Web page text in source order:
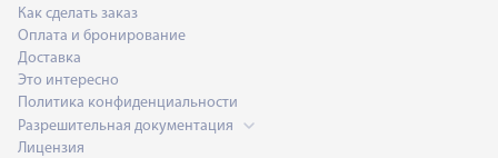
Как сделать заказ
Оплата и бронирование
Доставка
Это интересно
Политика конфиденциальности
Разрешительная документация
Лицензия